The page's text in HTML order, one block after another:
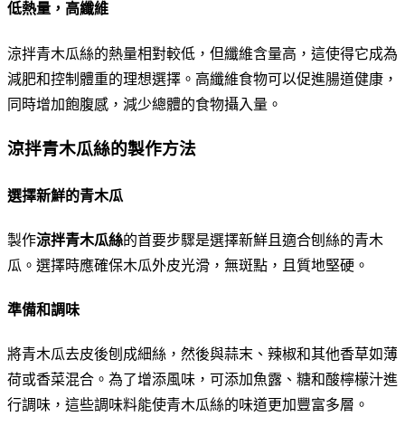
低熱量，高纖維
涼拌青木瓜絲的熱量相對較低，但纖維含量高，這使得它成為
減肥和控制體重的理想選擇。高纖維食物可以促進腸道健康，
同時增加飽腹感，減少總體的食物攝入量。
涼拌青木瓜絲的製作方法
選擇新鮮的青木瓜
製作涼拌青木瓜絲的首要步驟是選擇新鮮且適合刨絲的青木
瓜。選擇時應確保木瓜外皮光滑，無斑點，且質地堅硬。
準備和調味
將青木瓜去皮後刨成細絲，然後與蒜末、辣椒和其他香草如薄
荷或香菜混合。為了增添風味，可添加魚露、糖和酸檸檬汁進
行調味，這些調味料能使青木瓜絲的味道更加豐富多層。